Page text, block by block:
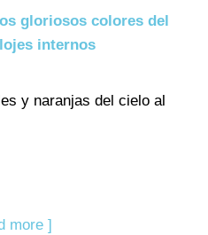
gloriosos colores del
internos
y naranjas del cielo al
more ]